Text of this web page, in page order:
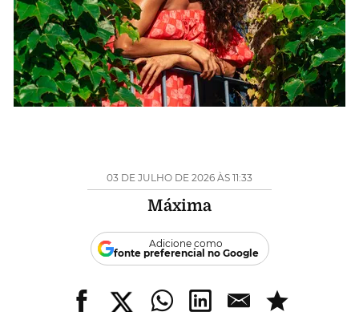
03 DE JULHO DE 2026 ÀS 11:33
Máxima
Adicione como
fonte preferencial no Google